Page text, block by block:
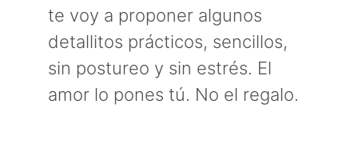
te voy a proponer algunos
detallitos prácticos, sencillos,
sin postureo y sin estrés. El
amor lo pones tú. No el regalo.